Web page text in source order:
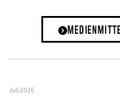
Juli 2026